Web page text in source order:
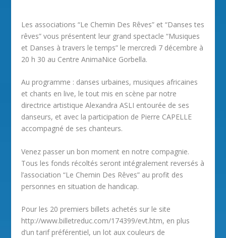
Les associations “Le Chemin Des Rêves” et “Danses tes
rêves” vous présentent leur grand spectacle “Musiques
et Danses à travers le temps” le mercredi 7 décembre à
20 h 30 au Centre AnimaNice Gorbella.
Au programme : danses urbaines, musiques africaines
et chants en live, le tout mis en scène par notre
directrice artistique Alexandra ASLI entourée de ses
danseurs, et avec la participation de Pierre CAPELLE
accompagné de ses chanteurs.
Venez passer un bon moment en notre compagnie.
Tous les fonds récoltés seront intégralement reversés à
l’association “Le Chemin Des Rêves” au profit des
personnes en situation de handicap.
Pour les 20 premiers billets achetés sur le site
http://www.billetreduc.com/174399/evt.htm, en plus
d’un tarif préférentiel, un lot aux couleurs de